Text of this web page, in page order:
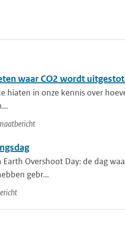
waar CO2 wordt
hiaten in onze kennis over
Earth Overshoot Day: de dag
gebr...